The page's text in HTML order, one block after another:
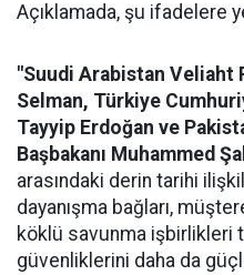
Açıklamada, şu ifadelere
"Suudi Arabistan Veliaht
Selman, Türkiye
Tayyip Erdoğan ve
Başbakanı Muhammed
arasındaki derin tarihi
dayanışma bağları,
köklü savunma işbirlikleri
güvenliklerini daha da